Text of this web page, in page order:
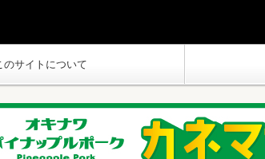
のサイトについて